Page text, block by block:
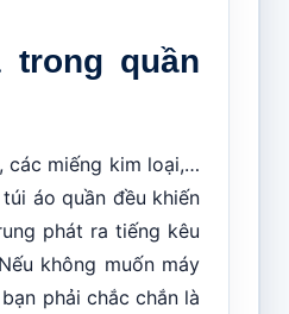
trong quần
các miếng kim loại,…
áo quần đều khiến
phát ra tiếng kêu
không muốn máy
phải chắc chắn là